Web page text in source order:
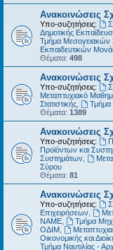
Ανακοινώσεις
Υπο-συζητήσεις:
Δημοτικής
Τμήμα
Εκπαιδευτικών
Θέματα: 498
Ανακοινώσεις
Υπο-συζητήσεις:
Μεταπτυχιακό
Στατιστικής
Τμήμα
Θέματα: 1389
Ανακοινώσεις
Υπο-συζητήσεις:
Προϊόντων και
Συστημάτων
Σύρου
Θέματα: 81
Ανακοινώσεις
Υπο-συζητήσεις:
Επιχειρήσεων
ΝΑΜΕ
Τμήμα
ΟΔΙΜ
Οικονομικής και
Τμήμα Ναυτιλίας -